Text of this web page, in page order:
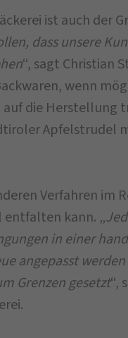
ist auch der
dass unsere
“, sagt Christian
wenn
auf die Herstellung
Apfelstrudel
Verfahren im
entfalten kann. „
in einer
angepasst
Grenzen gesetzt“,